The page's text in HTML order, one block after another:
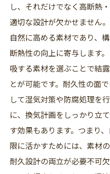
し、それだけでなく高断熱
適切な設計が欠かせません
自然に高める素材であり、
断熱性の向上に寄与します
吸する素材を選ぶことで結
とが可能です。耐久性の面
して湿気対策や防腐処理を
に、換気計画をしっかり立
す効果もあります。つまり
限に活かすためには、素材
耐久設計の両立が必要不可